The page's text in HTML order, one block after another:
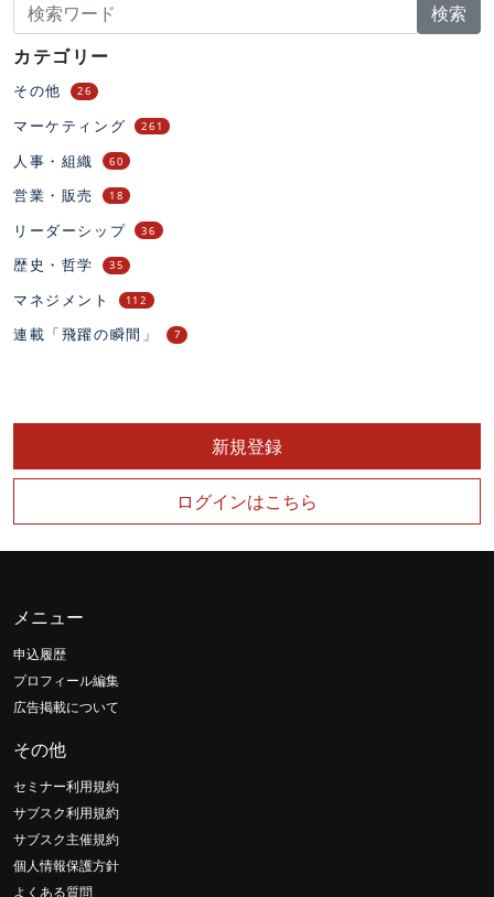
検索
カテゴリー
その他 26
マーケティング 261
人事・組織 60
営業・販売 18
リーダーシップ 36
歴史・哲学 35
マネジメント 112
連載「飛躍の瞬間」 7
新規登録
ログインはこちら
メニュー
申込履歴
プロフィール編集
広告掲載について
その他
セミナー利用規約
サブスク利用規約
サブスク主催規約
個人情報保護方針
よくある質問